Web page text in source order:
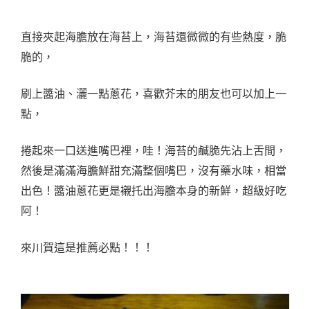
直接夾起海膽放在海苔上，海苔還微微的有些熱度，脆
脆的，
刷上醬油、灑一點蔥花，喜歡芥末的朋友也可以加上一
點，
捲起來一口送進嘴巴裡，哇！海苔的鹹脆先沾上舌間，
然後是滿滿海膽鮮甜充滿整個嘴巴，沒有藥水味，相當
出色！醬油蔥花更是襯托出海膽本身的新鮮，超級好吃
阿！
來川賀這是推薦必點！！！